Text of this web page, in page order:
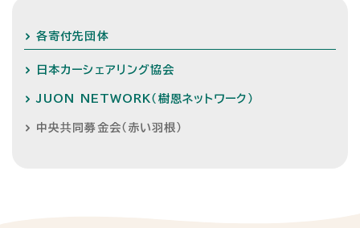
各寄付先団体
日本カーシェアリング協会
JUON NETWORK（樹恩ネットワーク）
中央共同募金会（赤い羽根）